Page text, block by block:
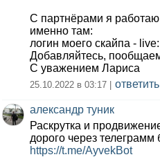
С партнёрами я
именно там:
логин моего скайпа -
Добавляйтесь,
С уважением Лариса
25.10.2022 в 03:17 | ответить
александр туник
Раскрутка и
дорого через телеграмм
https://t.me/AyvekBot